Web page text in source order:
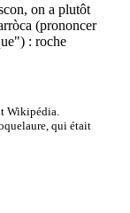
on a plutôt
(prononcer
: roche
Wikipédia.
qui était